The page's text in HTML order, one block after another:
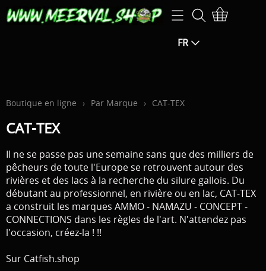
Accueil
prix indiqué (la réduction sera calculée dans le
panier)
Cannes / Moulinets
Petit matériel
Leurres / appât
Contact
Mon compte
Heures d 'ouverture
Page de download
Droit de rétractation
Montage
FR
Boutique en ligne › Par Marque › CAT-TEX
CAT-TEX
Il ne se passe pas une semaine sans que des milliers de
pêcheurs de toute l'Europe se retrouvent autour des
rivières et des lacs à la recherche du silure gallois. Du
débutant au professionnel, en rivière ou en lac, CAT-TEX
a construit les marques AMMO - NAMAZU - CONCEPT -
CONNECTIONS dans les règles de l'art. N'attendez pas
l'occasion, créez-la ! !!
Sur Catfish.shop